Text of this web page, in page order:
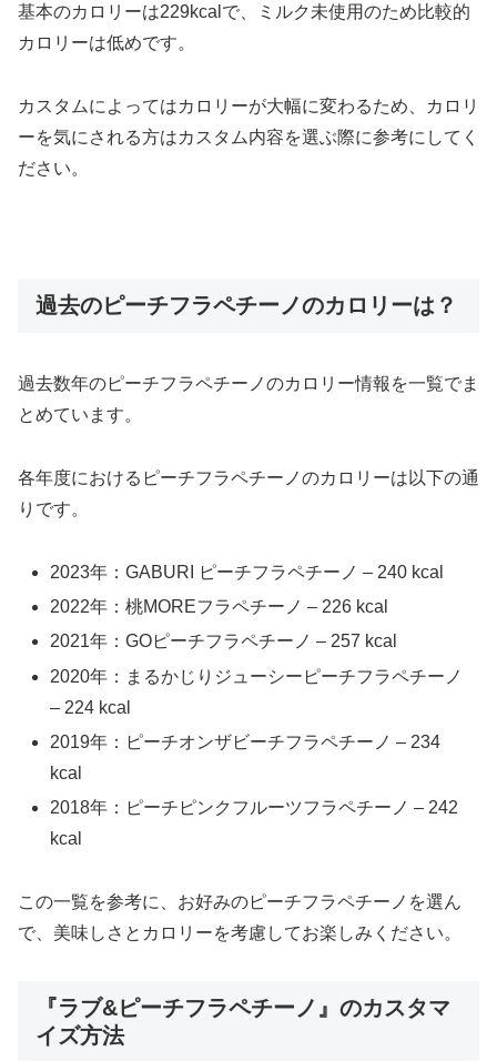
基本のカロリーは229kcalで、ミルク未使用のため比較的
カロリーは低めです。
カスタムによってはカロリーが大幅に変わるため、カロリ
ーを気にされる方はカスタム内容を選ぶ際に参考にしてく
ださい。
過去のピーチフラペチーノのカロリーは？
過去数年のピーチフラペチーノのカロリー情報を一覧でま
とめています。
各年度におけるピーチフラペチーノのカロリーは以下の通
りです。
2023年：GABURI ピーチフラペチーノ – 240 kcal
2022年：桃MOREフラペチーノ – 226 kcal
2021年：GOピーチフラペチーノ – 257 kcal
2020年：まるかじりジューシーピーチフラペチーノ
– 224 kcal
2019年：ピーチオンザビーチフラペチーノ – 234
kcal
2018年：ピーチピンクフルーツフラペチーノ – 242
kcal
この一覧を参考に、お好みのピーチフラペチーノを選ん
で、美味しさとカロリーを考慮してお楽しみください。
『ラブ&ピーチフラペチーノ』のカスタマ
イズ方法